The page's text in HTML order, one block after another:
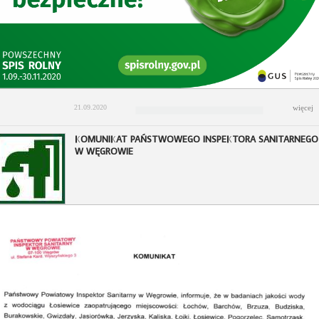
21.09.2020 więcej
KOMUNIKAT PAŃSTWOWEGO INSPEKTORA SANITARNEGO
W WĘGROWIE